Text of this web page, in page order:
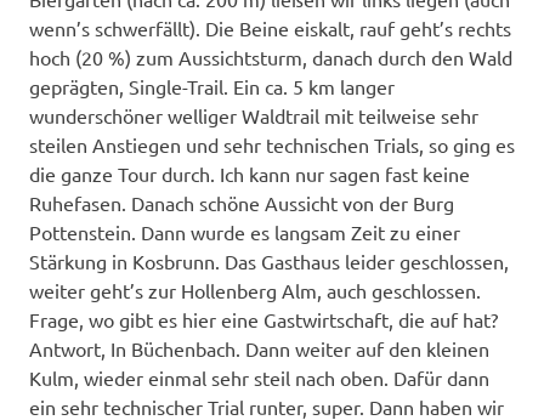
wenn’s schwerfällt). Die Beine eiskalt, rauf geht’s rechts
hoch (20 %) zum Aussichtsturm, danach durch den Wald
geprägten, Single-Trail. Ein ca. 5 km langer
wunderschöner welliger Waldtrail mit teilweise sehr
steilen Anstiegen und sehr technischen Trials, so ging es
die ganze Tour durch. Ich kann nur sagen fast keine
Ruhefasen. Danach schöne Aussicht von der Burg
Pottenstein. Dann wurde es langsam Zeit zu einer
Stärkung in Kosbrunn. Das Gasthaus leider geschlossen,
weiter geht’s zur Hollenberg Alm, auch geschlossen.
Frage, wo gibt es hier eine Gastwirtschaft, die auf hat?
Antwort, In Büchenbach. Dann weiter auf den kleinen
Kulm, wieder einmal sehr steil nach oben. Dafür dann
ein sehr technischer Trial runter, super. Dann haben wir